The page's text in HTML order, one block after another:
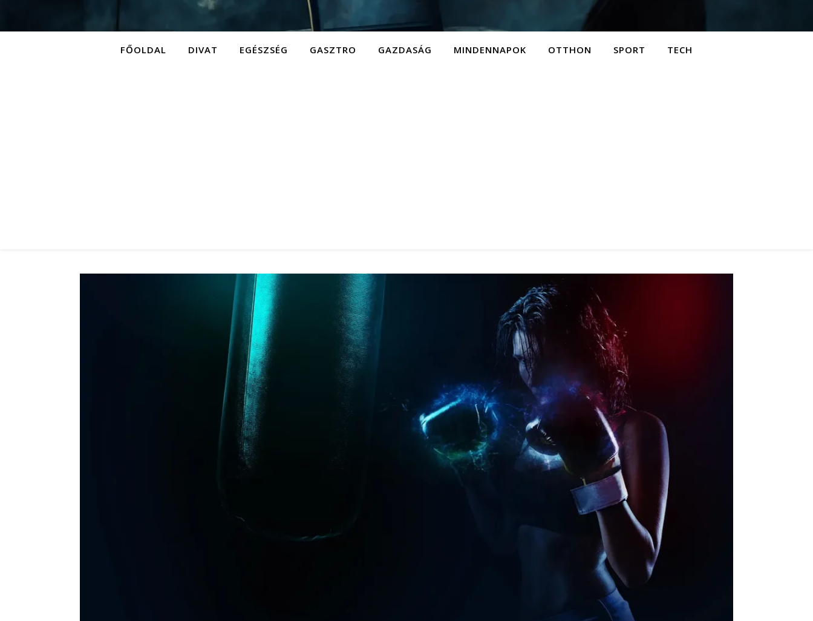
FŐOLDAL DIVAT EGÉSZSÉG GASZTRO GAZDASÁG MINDENNAPOK OTTHON SPORT TECH